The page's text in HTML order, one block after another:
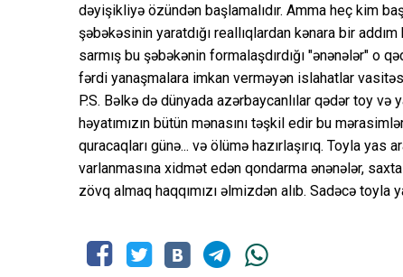
dəyişikliyə özündən başlamalıdır. Amma heç kim
şəbəkəsinin yaratdığı reallıqlardan kənara bir
sarmış bu şəbəkənin formalaşdırdığı "ənənələr" o
fərdi yanaşmalara imkan verməyən islahatlar
P.S. Bəlkə də dünyada azərbaycanlılar qədər toy
həyatımızın bütün mənasını təşkil edir bu
quracaqları günə... və ölümə hazırlaşırıq. Toyla yas
varlanmasına xidmət edən qondarma ənənələr,
zövq almaq haqqımızı əlmizdən alıb. Sadəcə toyla